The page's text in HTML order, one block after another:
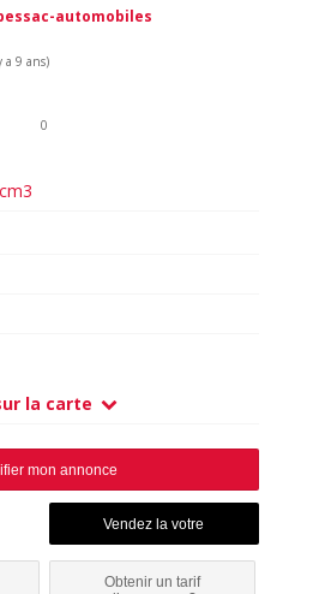
automobiles
a 9 ans)
0
la carte
mon annonce
Obtenir un tarif